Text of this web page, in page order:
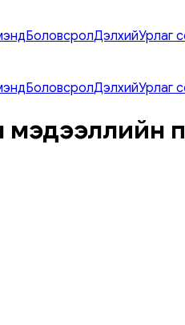
БоловсролДэлхийУрлаг
БоловсролДэлхийУрлаг
мэдээллийн